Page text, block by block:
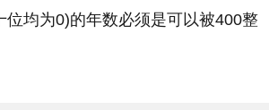
均为0)的年数必须是可以被400整